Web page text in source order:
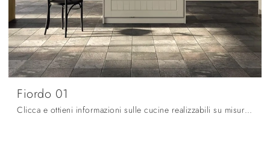
Fiordo 01
Clicca e ottieni informazioni sulle cucine realizzabili su misura ad angolo: ecco il modello Fiordo 01 Fratelli Mirandola!